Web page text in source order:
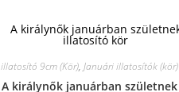
illatosító 9cm (Kör), Januári illatosítók (kör)
A királynők januárban születnek